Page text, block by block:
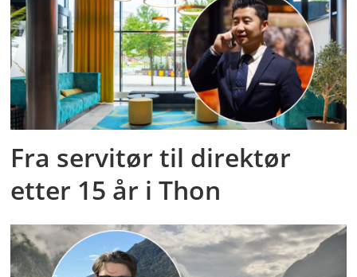
Fra servitør til direktør
etter 15 år i Thon